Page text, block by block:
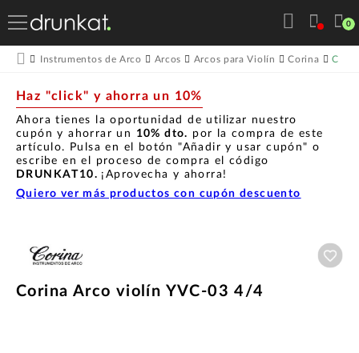
0
Instrumentos de Arco Arcos Arcos para Violín Corina
Haz "click" y ahorra un 10%
Ahora tienes la oportunidad de utilizar nuestro
cupón y ahorrar un 10% dto. por la compra de este
artículo. Pulsa en el botón "Añadir y usar cupón" o
escribe en el proceso de compra el código
DRUNKAT10. ¡Aprovecha y ahorra!
Quiero ver más productos con cupón descuento
Corina Arco violín YVC-03 4/4